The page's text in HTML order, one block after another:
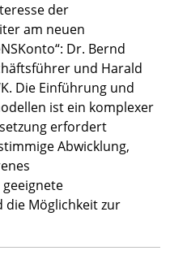
der
am neuen
Dr. Bernd
und Harald
Die Einführung und
ist ein komplexer
erfordert
Abwicklung,
Möglichkeit zur